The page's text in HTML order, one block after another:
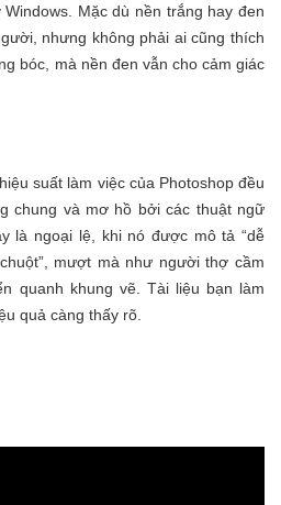
Mặc dù nền trắng hay đen
nhưng không phải ai cũng thích
bóc, mà nền đen vẫn cho cảm giác
suất làm việc của Photoshop đều
chung và mơ hồ bởi các thuật ngữ
là ngoại lệ, khi nó được mô tả “dễ
mượt mà như người thợ cầm
quanh khung vẽ. Tài liệu bạn làm
quả càng thấy rõ.